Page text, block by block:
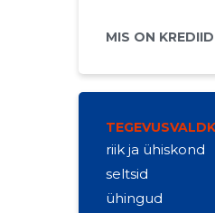
MIS ON
riik ja ühiskond
seltsid
ühingud